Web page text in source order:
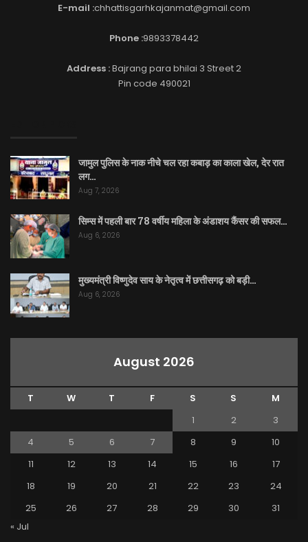
E-mail :chhattisgarhkajanmat@gmail.com
Phone :9893378442
Address :Bajrang para bhilai 3 Street 2
Pin code 490021
जामुल पुलिस के नाक नीचे चल रहा कबाड़ का काला खेल, देर रात
लग…
Aug 7, 2026
सिम्स में पहली बार 78 वर्षीय महिला के अंडाशय कैंसर की सफल…
Aug 6, 2026
मुख्यमंत्री विष्णुदेव साय के नेतृत्व में छत्तीसगढ़ को बड़ी…
Aug 6, 2026
August 2026
T W T F S S
M
1
2
3
4
5 6 7 8 9
10
11
12 13 14 15 16
17
18
19 20 21 22 23
24
25
26 27 28 29 30
31
« Jul